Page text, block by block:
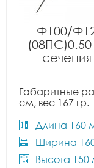
Ф100/
(08ПС)0.50
Габаритные
см, вес 167 гр.
Длина 160
Ширина
Высота